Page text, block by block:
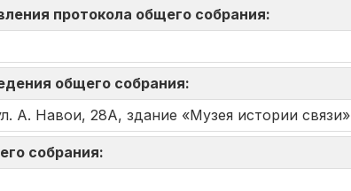
протокола общего собрания:
общего собрания:
А. Навои, 28А, здание «Музея истории связи»
собрания: